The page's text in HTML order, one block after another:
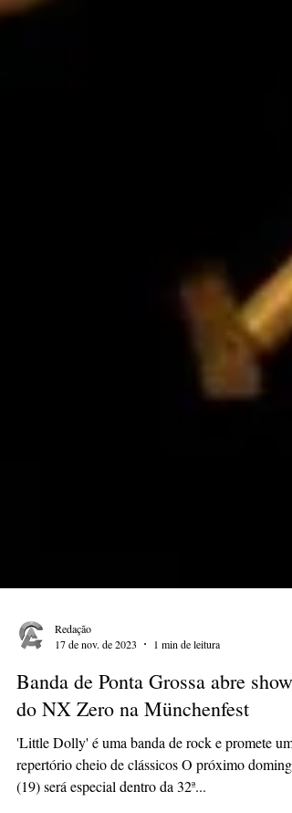
Redação
17 de nov. de 2023
1 min de leitura
Banda de Ponta Grossa abre show
do NX Zero na Münchenfest